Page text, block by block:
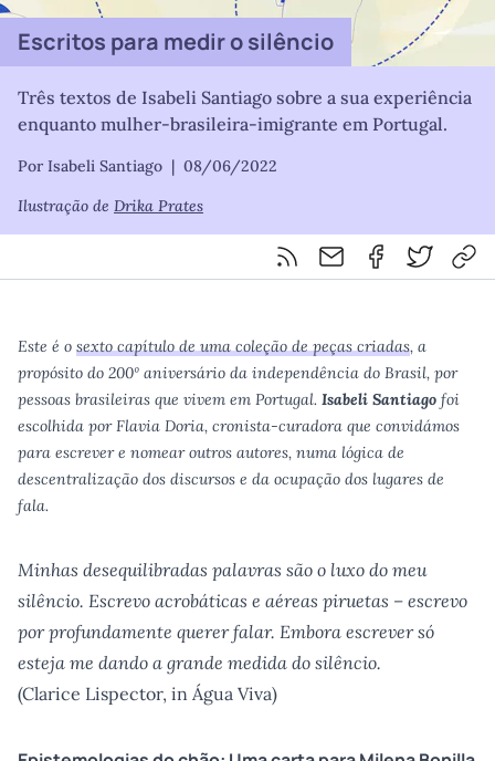
Escritos para medir o silêncio
Três textos de Isabeli Santiago sobre a sua experiência
enquanto mulher-brasileira-imigrante em Portugal.
Por Isabeli Santiago | 08/06/2022
Ilustração de Drika Prates
Feed RSS
Partilhar por email
Partilhar por
Partilhar
Este é o sexto capítulo de uma coleção de peças criadas, a
propósito do 200º aniversário da independência do Brasil, por
pessoas brasileiras que vivem em Portugal. Isabeli Santiago foi
escolhida por Flavia Doria, cronista-curadora que convidámos
para escrever e nomear outros autores, numa lógica de
descentralização dos discursos e da ocupação dos lugares de
fala.
Minhas desequilibradas palavras são o luxo do meu
silêncio. Escrevo acrobáticas e aéreas piruetas – escrevo
por profundamente querer falar. Embora escrever só
esteja me dando a grande medida do silêncio.
(Clarice Lispector, in Água Viva)